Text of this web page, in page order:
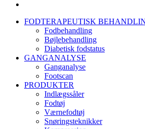
FODTERAPEUTISK
Fodbehandling
Bøjlebehandling
Diabetisk fodstatus
GANGANALYSE
Ganganalyse
Footscan
PRODUKTER
Indlægssåler
Fodtøj
Værnefodtøj
Snøringsteknikker